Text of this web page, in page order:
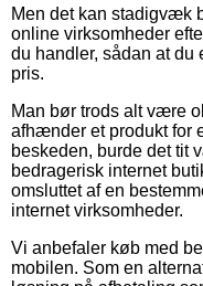
Men det kan stadigvæk
online virksomheder
du handler, sådan at du
pris.
Man bør trods alt være
afhænder et produkt for
beskeden, burde det tit
bedragerisk internet
omsluttet af en
internet virksomheder.
Vi anbefaler køb med
mobilen. Som en